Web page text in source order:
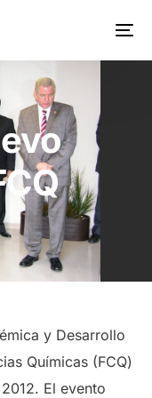
y Desarrollo
Químicas (FCQ)
El evento